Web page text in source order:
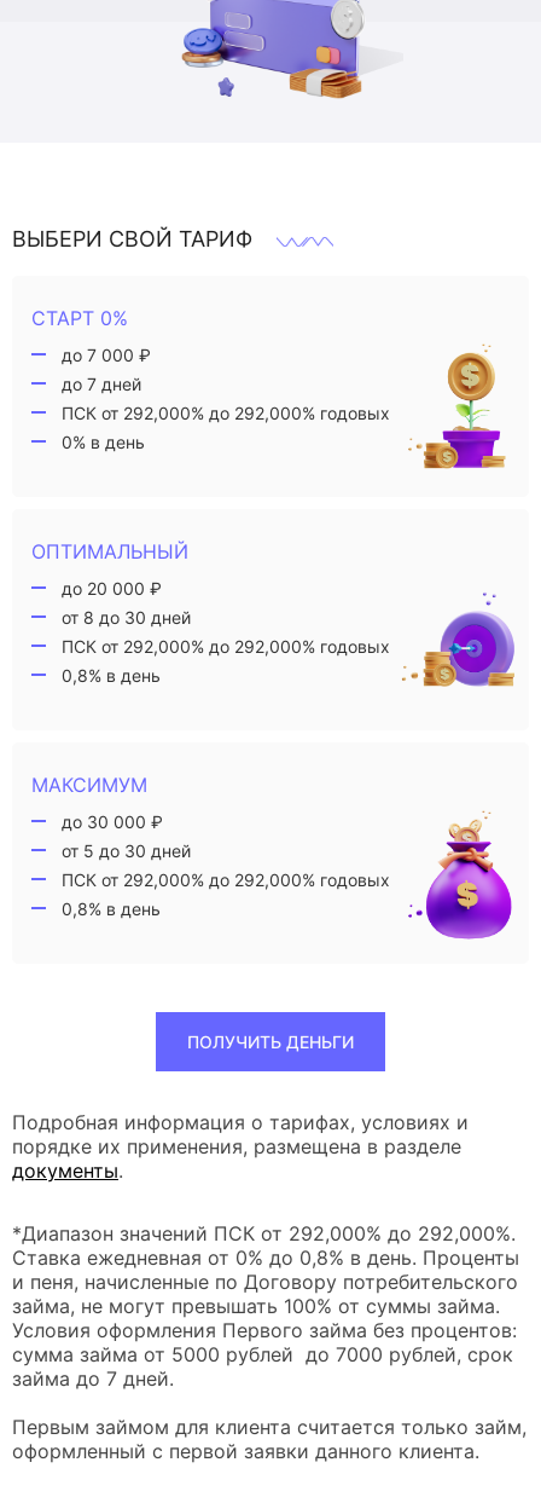
ВЫБЕРИ СВОЙ ТАРИФ
СТАРТ 0%
до 7 000 ₽
до 7 дней
ПСК от 292,000% до 292,000% годовых
0% в день
ОПТИМАЛЬНЫЙ
до 20 000 ₽
от 8 до 30 дней
ПСК от 292,000% до 292,000% годовых
0,8% в день
МАКСИМУМ
до 30 000 ₽
от 5 до 30 дней
ПСК от 292,000% до 292,000% годовых
0,8% в день
ПОЛУЧИТЬ ДЕНЬГИ
Подробная информация о тарифах, условиях и
порядке их применения, размещена в разделе
документы.
*Диапазон значений ПСК от 292,000% до 292,000%.
Ставка ежедневная от 0% до 0,8% в день. Проценты
и пеня, начисленные по Договору потребительского
займа, не могут превышать 100% от суммы займа.
Условия оформления Первого займа без процентов:
сумма займа от 5000 рублей до 7000 рублей, срок
займа до 7 дней.
Первым займом для клиента считается только займ,
оформленный с первой заявки данного клиента.